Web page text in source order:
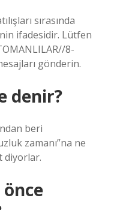
sırasında
ifadesidir. Lütfen
8-
gönderin.
denir?
beri
zamanı”na ne
diyorlar.